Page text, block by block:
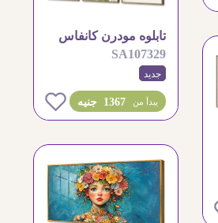
تابلوه مودرن كانفاس
بتصميم رومانسي مميز
SA107329
جديد
1367 جنيه يبدأ من 0